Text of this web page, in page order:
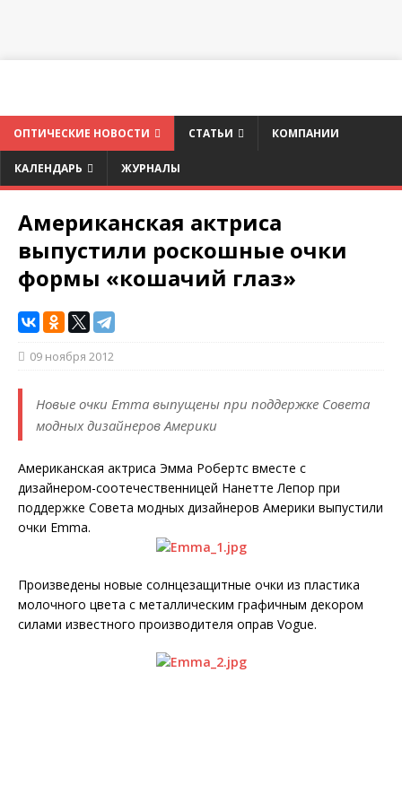
ОПТИЧЕСКИЕ НОВОСТИ СТАТЬИ КОМПАНИИ
КАЛЕНДАРЬ ЖУРНАЛЫ
Американская актриса
выпустили роскошные очки
формы «кошачий глаз»
09 ноября 2012
Новые очки Emma выпущены при поддержке Совета
модных дизайнеров Америки
Американская актриса Эмма Робертс вместе с
дизайнером-соотечественницей Нанетте Лепор при
поддержке Совета модных дизайнеров Америки выпустили
очки Emma.
Произведены новые солнцезащитные очки из пластика
молочного цвета с металлическим графичным декором
силами известного производителя оправ Vogue.